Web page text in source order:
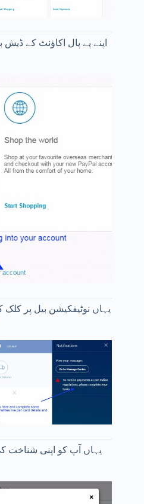
اپنے پے پال اکاؤنٹ کے
یہاں نوٹیفکیشن بیل پر کلک
یہاں آپ کو اپنی شناخت